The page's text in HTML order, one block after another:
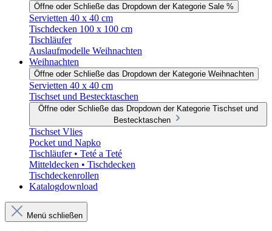
Öffne oder Schließe das Dropdown der Kategorie Sale %
Servietten 40 x 40 cm
Tischdecken 100 x 100 cm
Tischläufer
Auslaufmodelle Weihnachten
Weihnachten
Öffne oder Schließe das Dropdown der Kategorie Weihnachten
Servietten 40 x 40 cm
Tischset und Bestecktaschen
Öffne oder Schließe das Dropdown der Kategorie Tischset und
Bestecktaschen
Tischset Vlies
Pocket und Napko
Tischläufer • Teté a Teté
Mitteldecken • Tischdecken
Tischdeckenrollen
Katalogdownload
Menü schließen